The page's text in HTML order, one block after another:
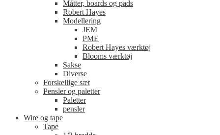
Måtter, boards og pads
Robert Hayes
Modellering
JEM
PME
Robert Hayes værktøj
Blooms værktøj
Sakse
Diverse
Forskellige sæt
Pensler og paletter
Paletter
pensler
Wire og tape
Tape